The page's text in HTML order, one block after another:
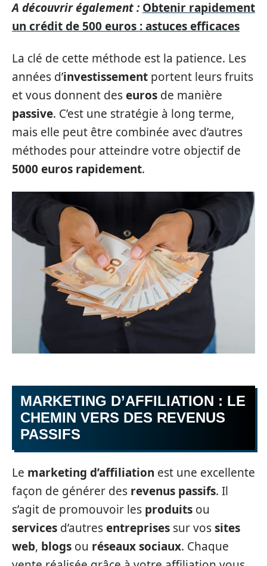
A découvrir également : Obtenir rapidement
un crédit de 500 euros : astuces efficaces
La clé de cette méthode est la patience. Les
années d’investissement portent leurs fruits
et vous donnent deseuros de manière
passive. C’est une stratégie à long terme,
mais elle peut être combinée avec d’autres
méthodes pour atteindre votre objectif de
5000 euros rapidement.
MARKETING D’AFFILIATION : LE
CHEMIN VERS DES REVENUS
PASSIFS
Le marketing d’affiliation est une excellente
façon de générer des revenus passifs. Il
s’agit de promouvoir les produits ou
services d’autresentreprises sur vossites
web, blogs ou réseaux sociaux. Chaque